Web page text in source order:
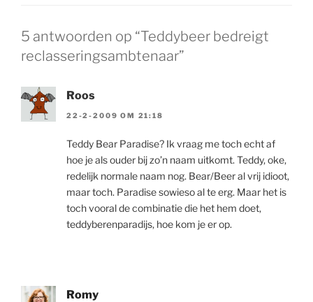
5 antwoorden op “Teddybeer bedreigt
reclasseringsambtenaar”
Roos
22-2-2009 OM 21:18
Teddy Bear Paradise? Ik vraag me toch echt af
hoe je als ouder bij zo’n naam uitkomt. Teddy, oke,
redelijk normale naam nog. Bear/Beer al vrij idioot,
maar toch. Paradise sowieso al te erg. Maar het is
toch vooral de combinatie die het hem doet,
teddyberenparadijs, hoe kom je er op.
Romy